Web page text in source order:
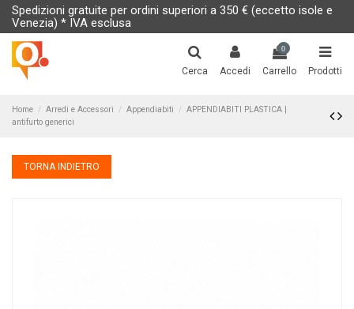
Spedizioni gratuite per ordini superiori a 350 € (eccetto isole e
Venezia) * IVA esclusa
Cerca Accedi
0
Carrello Prodotti
Home Arredi e Accessori Appendiabiti
APPENDIABITI PLASTICA |
antifurto generici
TORNA INDIETRO